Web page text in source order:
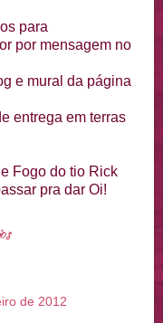
para
por mensagem no
e mural da página
entrega em terras
Fogo do tio Rick
pra dar Oi!
de 2012